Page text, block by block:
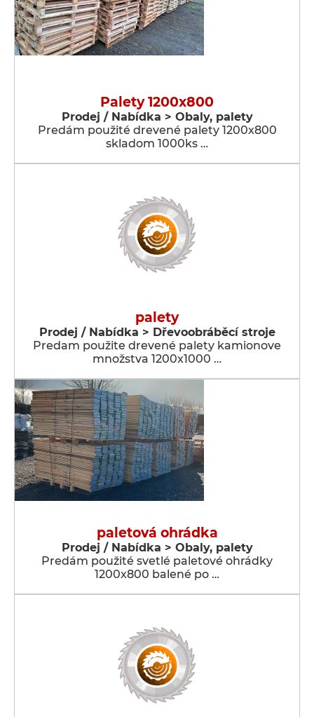
Palety 1200x800
Prodej / Nabídka > Obaly, palety
Predám použité drevené palety 1200x800
skladom 1000ks …
palety
Prodej / Nabídka > Dřevoobráběcí stroje
Predam použite drevené palety kamionove
množstva 1200x1000 …
paletová ohrádka
Prodej / Nabídka > Obaly, palety
Predám použité svetlé paletové ohrádky
1200x800 balené po …